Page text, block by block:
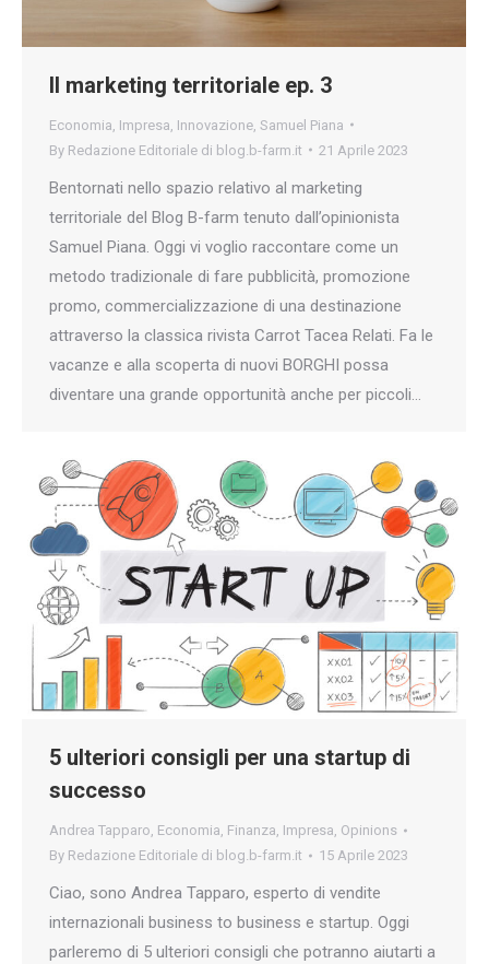
Il marketing territoriale ep. 3
Economia Impresa Innovazione Samuel Piana
By Redazione Editoriale di blog.b-farm.it 21 Aprile 2023
Bentornati nello spazio relativo al marketing
territoriale del Blog B-farm tenuto dall’opinionista
Samuel Piana. Oggi vi voglio raccontare come un
metodo tradizionale di fare pubblicità, promozione
promo, commercializzazione di una destinazione
attraverso la classica rivista Carrot Tacea Relati. Fa le
vacanze e alla scoperta di nuovi BORGHI possa
diventare una grande opportunità anche per piccoli…
5 ulteriori consigli per una startup di
successo
Andrea Tapparo, Economia, Finanza, Impresa, Opinions
By Redazione Editoriale di blog.b-farm.it 15 Aprile 2023
Ciao, sono Andrea Tapparo, esperto di vendite
internazionali business to business e startup. Oggi
parleremo di 5 ulteriori consigli che potranno aiutarti a